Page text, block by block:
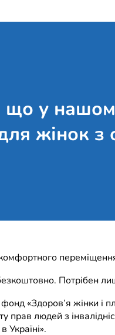
у
жінок
Потрібен
«Здоров’я жінки і
прав людей з
Україні».